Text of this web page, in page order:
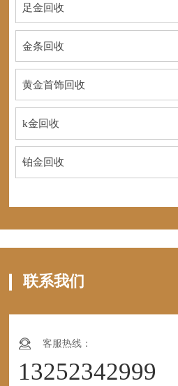
足金回收
金条回收
黄金首饰回收
k金回收
铂金回收
联系我们
客服热线：
13252342999